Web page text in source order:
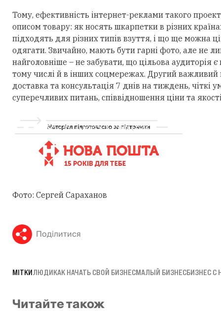
Тому, ефективність інтернет-реклами такого
описом товару: як носять шкарпетки в різних
підходять для різних типів взуття, і що ще можна
одягати. Звичайно, мають бути гарні фото, але не
найголовніше – не забувати, що цільова аудиторія
тому числі й в інших соцмережах. Другий важливий
доставка та консультація 7 днів на тиждень, чіткі
суперечливих питань, співвідношення ціни та
Фото: Сергей Сараханов
Поділитися
МІТКИ ЛЮДИКАК НАЧАТЬ СВОЙ БИЗНЕСМАЛЫЙ БИЗНЕСБИЗНЕС С
Читайте також